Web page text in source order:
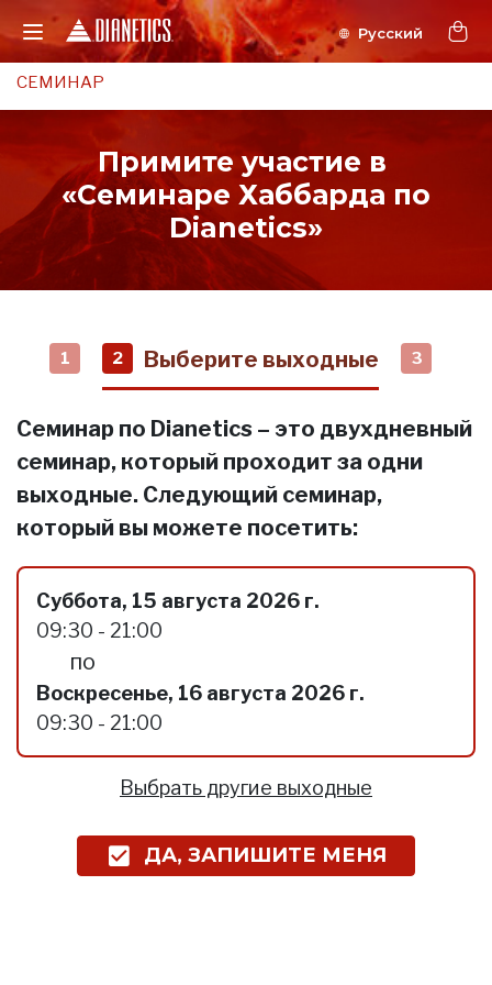
СЕМИНАР
Примите участие в
«Семинаре Хаббарда по
Dianetics»
1 2 Выберите выходные 3
Семинар по Dianetics – это двухдневный
семинар, который проходит за одни
выходные. Следующий семинар,
который вы можете посетить:
Суббота, 15 августа 2026 г.
09:30 - 21:00
по
Воскресенье, 16 августа 2026 г.
09:30 - 21:00
Выбрать другие выходные
ДА, ЗАПИШИТЕ МЕНЯ